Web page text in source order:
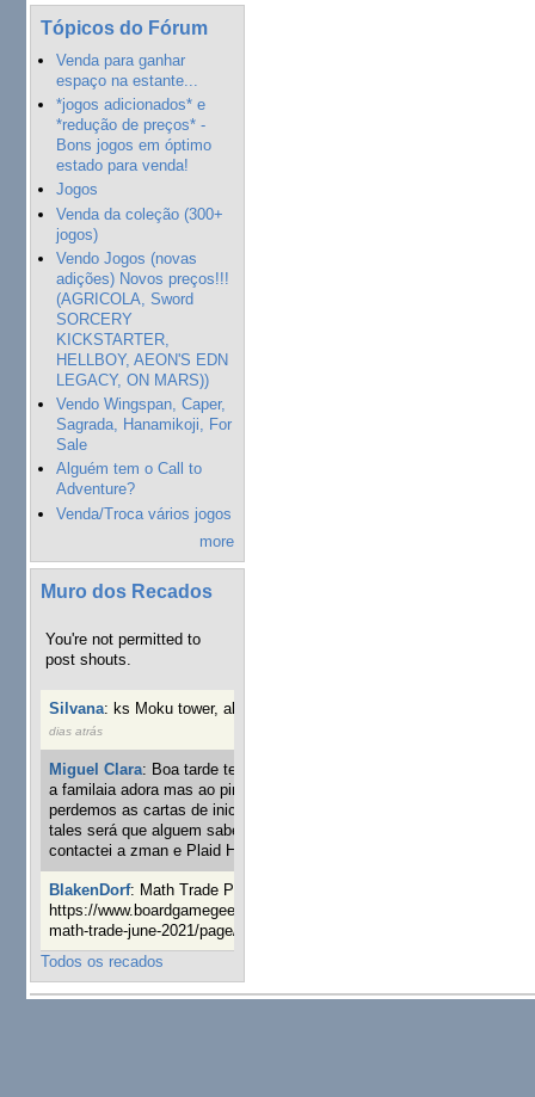
Tópicos do Fórum
Venda para ganhar
espaço na estante...
*jogos adicionados* e
*redução de preços* -
Bons jogos em óptimo
estado para venda!
Jogos
Venda da coleção (300+
jogos)
Vendo Jogos (novas
adições) Novos preços!!!
(AGRICOLA, Sword
SORCERY
KICKSTARTER,
HELLBOY, AEON'S EDN
LEGACY, ON MARS))
Vendo Wingspan, Caper,
Sagrada, Hanamikoji, For
Sale
Alguém tem o Call to
Adventure?
Venda/Troca vários jogos
more
Muro dos Recados
You're not permitted to
post shouts.
Silvana: ks Moku tower, alguém interessado?
dias atrás
Miguel Clara: Boa tarde tenho jogo Mice and mistics que
a familaia adora mas ao pintarmos as miniaturas
perdemos as cartas de iniciaticva da expanção downood
tales será que alguem sabe onde adquirir as cartas já
contactei a zman e Plaid Hat e nada
BlakenDorf: Math Trade Portuguesa a decorrer. Aqui:
https://www.boardgamegeek.com/geeklist/286035/portugal-
math-trade-june-2021/page/1
Todos os recados